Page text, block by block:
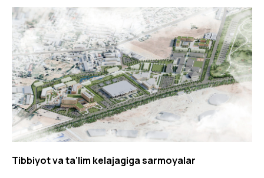
Tibbiyot va ta’lim kelajagiga sarmoyalar